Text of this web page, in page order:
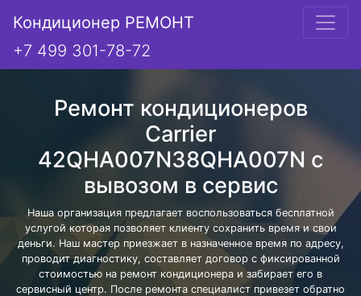
Кондиционер РЕМОНТ
+7 499 301-78-72
Ремонт кондиционеров
Carrier
42QHA007N38QHA007N с
вывозом в сервис
Наша организация предлагает воспользоваться бесплатной
услугой которая позволяет клиенту сохранить время и свои
деньги. Наш мастер приезжает в назначенное время по адресу,
проводит диагностику, составляет договор с фиксированной
стоимостью на ремонт кондиционера и забирает его в
сервисный центр. После ремонта специалист привезет обратно